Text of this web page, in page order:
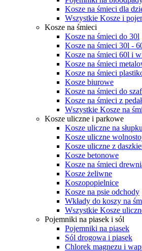
Kosze na śmieci dla
Wszystkie Kosze i
Kosze na śmieci
Kosze na śmieci do 30l
Kosze na śmieci 30l -
Kosze na śmieci 60l i
Kosze na śmieci
Kosze na śmieci
Kosze biurowe
Kosze na śmieci do
Kosze na śmieci z
Wszystkie Kosze na
Kosze uliczne i parkowe
Kosze uliczne na słupku
Kosze uliczne
Kosze uliczne z
Kosze betonowe
Kosze na śmieci
Kosze żeliwne
Koszopopielnice
Kosze na psie odchody
Wkłady do koszy na
Wszystkie Kosze
Pojemniki na piasek i sól
Pojemniki na piasek
Sól drogowa i piasek
Chlorek magnezu i